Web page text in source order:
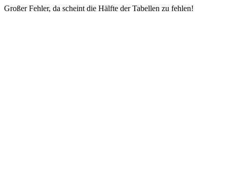
Großer Fehler, da scheint die Hälfte der Tabellen zu fehlen!